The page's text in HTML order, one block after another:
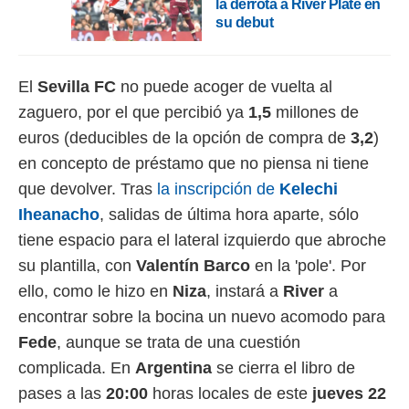
publicidad
publicidad
de
1199
la derrota a River Plate en
su debut
El Sevilla FC no puede acoger de vuelta al
zaguero, por el que percibió ya 1,5 millones de
euros (deducibles de la opción de compra de 3,2)
en concepto de préstamo que no piensa ni tiene
que devolver. Tras la inscripción de Kelechi
Iheanacho, salidas de última hora aparte, sólo
tiene espacio para el lateral izquierdo que abroche
su plantilla, con Valentín Barco en la 'pole'. Por
ello, como le hizo en Niza, instará a River a
encontrar sobre la bocina un nuevo acomodo para
Fede, aunque se trata de una cuestión
complicada. En Argentina se cierra el libro de
pases a las 20:00 horas locales de este jueves 22